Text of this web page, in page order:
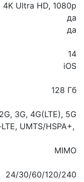
4K Ultra HD, 1080р
да
да
14
iOS
128 Гб
2G, 3G, 4G(LTE), 5G
UMTS/HSPA+,
MIMO
24/30/60/120/240